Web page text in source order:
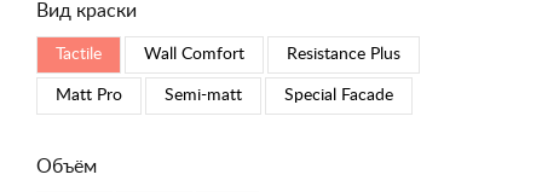
Вид краски
Tactile Wall Comfort Resistance Plus
Matt Pro Semi-matt Special Faсade
Объём